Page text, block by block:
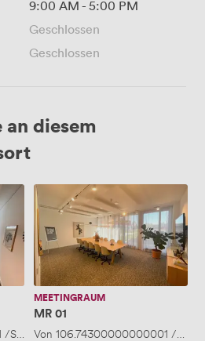
9:00 AM - 5:00 PM
Geschlossen
Geschlossen
an diesem
/Stunde· Bis zu 6 Personen
MR
01
MEETINGRAUM
MR 01
Von 106.74300000000001 /